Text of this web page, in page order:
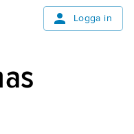
Logga in